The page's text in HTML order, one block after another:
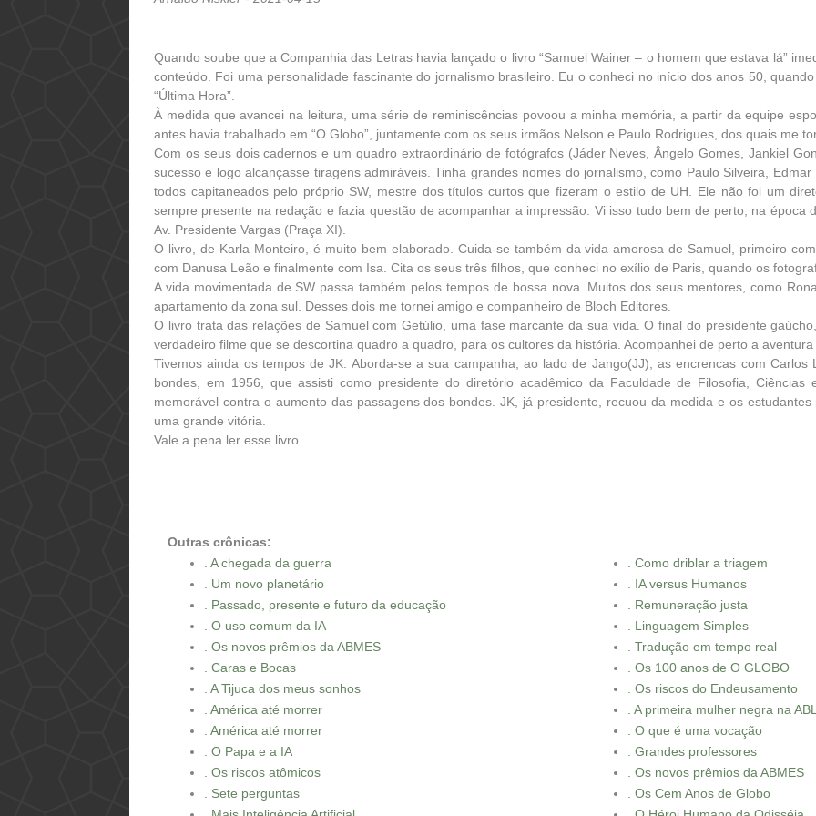
Quando soube que a Companhia das Letras havia lançado o livro “Samuel Wainer – o homem que estava lá”
conteúdo. Foi uma personalidade fascinante do jornalismo brasileiro. Eu o conheci no início dos anos 50,
“Última Hora”.
À medida que avancei na leitura, uma série de reminiscências povoou a minha memória, a partir da equipe
antes havia trabalhado em “O Globo”, juntamente com os seus irmãos Nelson e Paulo Rodrigues, dos quais me
Com os seus dois cadernos e um quadro extraordinário de fotógrafos (Jáder Neves, Ângelo Gomes, Jankiel
sucesso e logo alcançasse tiragens admiráveis. Tinha grandes nomes do jornalismo, como Paulo Silveira,
todos capitaneados pelo próprio SW, mestre dos títulos curtos que fizeram o estilo de UH. Ele não foi um
sempre presente na redação e fazia questão de acompanhar a impressão. Vi isso tudo bem de perto, na época
Av. Presidente Vargas (Praça XI).
O livro, de Karla Monteiro, é muito bem elaborado. Cuida-se também da vida amorosa de Samuel, primeiro
com Danusa Leão e finalmente com Isa. Cita os seus três filhos, que conheci no exílio de Paris, quando os
A vida movimentada de SW passa também pelos tempos de bossa nova. Muitos dos seus mentores, como
apartamento da zona sul. Desses dois me tornei amigo e companheiro de Bloch Editores.
O livro trata das relações de Samuel com Getúlio, uma fase marcante da sua vida. O final do presidente
verdadeiro filme que se descortina quadro a quadro, para os cultores da história. Acompanhei de perto a aventura
Tivemos ainda os tempos de JK. Aborda-se a sua campanha, ao lado de Jango(JJ), as encrencas com
bondes, em 1956, que assisti como presidente do diretório acadêmico da Faculdade de Filosofia,
memorável contra o aumento das passagens dos bondes. JK, já presidente, recuou da medida e os
uma grande vitória.
Vale a pena ler esse livro.
Outras crônicas:
. A chegada da guerra
. Como driblar a triagem
. Um novo planetário
. IA versus Humanos
. Passado, presente e futuro da educação
. Remuneração justa
. O uso comum da IA
. Linguagem Simples
. Os novos prêmios da ABMES
. Tradução em tempo real
. Caras e Bocas
. Os 100 anos de O GLOBO
. A Tijuca dos meus sonhos
. Os riscos do Endeusamento
. América até morrer
. A primeira mulher negra na
. América até morrer
. O que é uma vocação
. O Papa e a IA
. Grandes professores
. Os riscos atômicos
. Os novos prêmios da ABMES
. Sete perguntas
. Os Cem Anos de Globo